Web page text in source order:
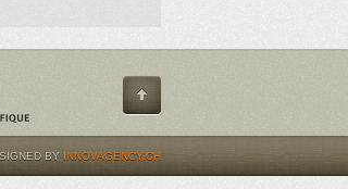
BY INNOVAGENCY.CH